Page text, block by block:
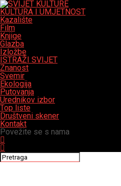
KULTURA I UMJETNOST
Kazalište
Film
Knjige
Glazba
Izložbe
ISTRAŽI SVIJET
Znanost
Svemir
Ekologija
Putovanja
Urednikov izbor
Top liste
Društveni skener
Kontakt
Povežite se s nama